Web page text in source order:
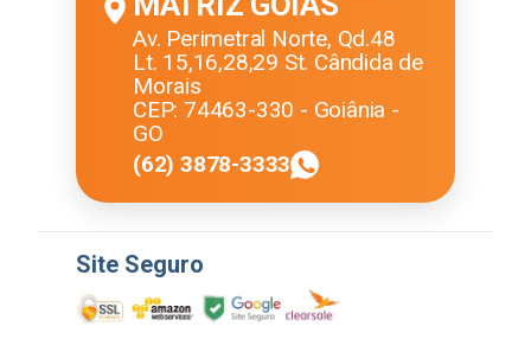
Av. Perimetral Norte, Qd.48
Lt. 15,16,28,29 St. Cândida de
Morais
CEP: 74463-330 - Goiânia -
GO
(62) 3878-3333
Site Seguro